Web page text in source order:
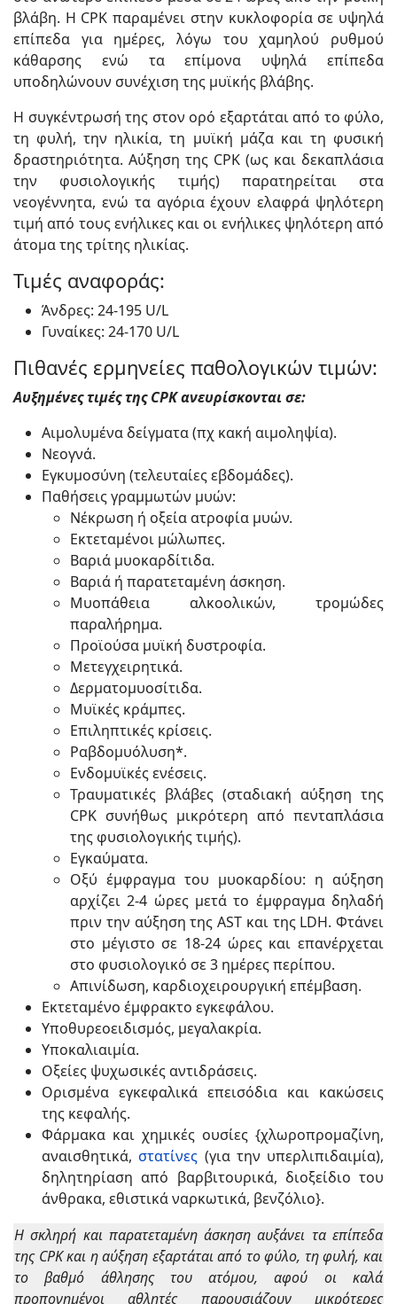
βλάβη. Η CPK παραμένει στην κυκλοφορία σε υψηλά
επίπεδα για ημέρες, λόγω του χαμηλού ρυθμού
κάθαρσης ενώ τα επίμονα υψηλά επίπεδα
υποδηλώνουν συνέχιση της μυϊκής βλάβης.
Η συγκέντρωσή της στον ορό εξαρτάται από το φύλο,
τη φυλή, την ηλικία, τη μυϊκή μάζα και τη φυσική
δραστηριότητα. Αύξηση της CPK (ως και δεκαπλάσια
την φυσιολογικής τιμής) παρατηρείται στα
νεογέννητα, ενώ τα αγόρια έχουν ελαφρά ψηλότερη
τιμή από τους ενήλικες και οι ενήλικες ψηλότερη από
άτομα της τρίτης ηλικίας.
Τιμές αναφοράς:
Άνδρες: 24-195 U/L
Γυναίκες: 24-170 U/L
Πιθανές ερμηνείες παθολογικών τιμών:
Αυξημένες τιμές της CPK ανευρίσκονται σε:
Αιμολυμένα δείγματα (πχ κακή αιμοληψία).
Νεογνά.
Εγκυμοσύνη (τελευταίες εβδομάδες).
Παθήσεις γραμμωτών μυών:
Νέκρωση ή οξεία ατροφία μυών.
Εκτεταμένοι μώλωπες.
Βαριά μυοκαρδίτιδα.
Βαριά ή παρατεταμένη άσκηση.
Μυοπάθεια αλκοολικών, τρομώδες
παραλήρημα.
Προϊούσα μυϊκή δυστροφία.
Μετεγχειρητικά.
Δερματομυοσίτιδα.
Μυϊκές κράμπες.
Επιληπτικές κρίσεις.
Ραβδομυόλυση*.
Ενδομυϊκές ενέσεις.
Τραυματικές βλάβες (σταδιακή αύξηση της
CPK συνήθως μικρότερη από πενταπλάσια
της φυσιολογικής τιμής).
Εγκαύματα.
Οξύ έμφραγμα του μυοκαρδίου: η αύξηση
αρχίζει 2-4 ώρες μετά το έμφραγμα δηλαδή
πριν την αύξηση της AST και της LDH. Φτάνει
στο μέγιστο σε 18-24 ώρες και επανέρχεται
στο φυσιολογικό σε 3 ημέρες περίπου.
Απινίδωση, καρδιοχειρουργική επέμβαση.
Εκτεταμένο έμφρακτο εγκεφάλου.
Υποθυρεοειδισμός, μεγαλακρία.
Υποκαλιαιμία.
Οξείες ψυχωσικές αντιδράσεις.
Ορισμένα εγκεφαλικά επεισόδια και κακώσεις
της κεφαλής.
Φάρμακα και χημικές ουσίες {χλωροπρομαζίνη,
αναισθητικά,στατίνες (για την υπερλιπιδαιμία),
δηλητηρίαση από βαρβιτουρικά, διοξείδιο του
άνθρακα, εθιστικά ναρκωτικά, βενζόλιο}.
Η σκληρή και παρατεταμένη άσκηση αυξάνει τα επίπεδα
της CPK και η αύξηση εξαρτάται από το φύλο, τη φυλή, και
το βαθμό άθλησης του ατόμου, αφού οι καλά
προπονημένοι αθλητές παρουσιάζουν μικρότερες